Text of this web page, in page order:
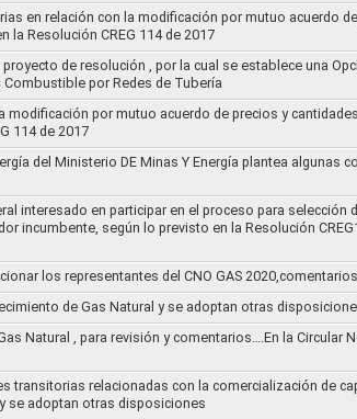
en relación con la modificación por mutuo acuerdo
Resolución CREG 114 de 2017
de resolución , por la cual se establece una
por Redes de Tubería
modificación por mutuo acuerdo de precios y
114 de 2017
del Ministerio DE Minas Y Energía plantea
interesado en participar en el proceso para
incumbente, según lo previsto en la Resolución
los representantes del CNO GAS
de Gas Natural y se adoptan otras
Natural , para revisión y comentarios….En la Circular
transitorias relacionadas con la comercialización de
se adoptan otras disposiciones